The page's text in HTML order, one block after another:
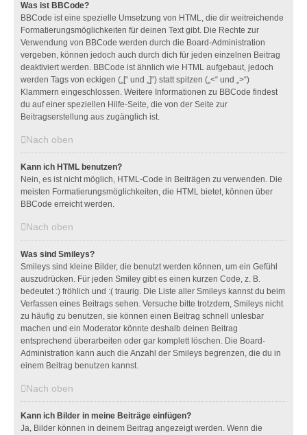
Was ist BBCode?
BBCode ist eine spezielle Umsetzung von HTML, die dir weitreichende
Formatierungsmöglichkeiten für deinen Text gibt. Die Rechte zur
Verwendung von BBCode werden durch die Board-Administration
vergeben, können jedoch auch durch dich für jeden einzelnen Beitrag
deaktiviert werden. BBCode ist ähnlich wie HTML aufgebaut, jedoch
werden Tags von eckigen („[“ und „]“) statt spitzen („<“ und „>“)
Klammern eingeschlossen. Weitere Informationen zu BBCode findest
du auf einer speziellen Hilfe-Seite, die von der Seite zur
Beitragserstellung aus zugänglich ist.
Nach oben
Kann ich HTML benutzen?
Nein, es ist nicht möglich, HTML-Code in Beiträgen zu verwenden. Die
meisten Formatierungsmöglichkeiten, die HTML bietet, können über
BBCode erreicht werden.
Nach oben
Was sind Smileys?
Smileys sind kleine Bilder, die benutzt werden können, um ein Gefühl
auszudrücken. Für jeden Smiley gibt es einen kurzen Code, z. B.
bedeutet :) fröhlich und :( traurig. Die Liste aller Smileys kannst du beim
Verfassen eines Beitrags sehen. Versuche bitte trotzdem, Smileys nicht
zu häufig zu benutzen, sie können einen Beitrag schnell unlesbar
machen und ein Moderator könnte deshalb deinen Beitrag
entsprechend überarbeiten oder gar komplett löschen. Die Board-
Administration kann auch die Anzahl der Smileys begrenzen, die du in
einem Beitrag benutzen kannst.
Nach oben
Kann ich Bilder in meine Beiträge einfügen?
Ja, Bilder können in deinem Beitrag angezeigt werden. Wenn die